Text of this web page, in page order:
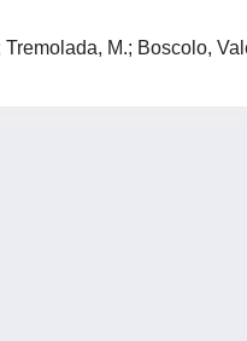
M.; Boscolo,